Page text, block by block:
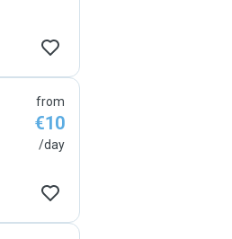
from
€10
/day